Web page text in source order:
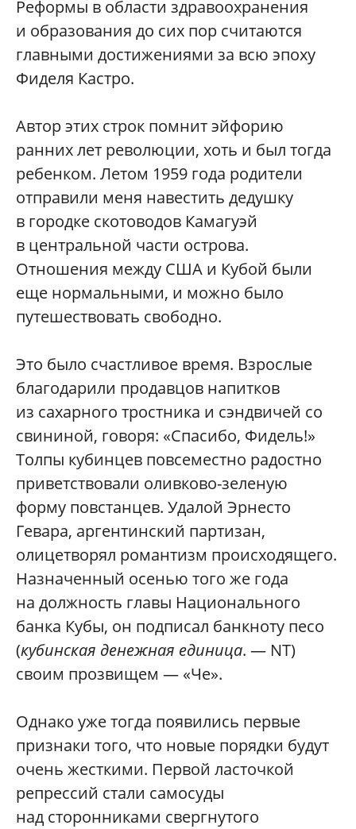
Реформы в области здравоохранения
и образования до сих пор считаются
главными достижениями за всю эпоху
Фиделя Кастро.
Автор этих строк помнит эйфорию
ранних лет революции, хоть и был тогда
ребенком. Летом 1959 года родители
отправили меня навестить дедушку
в городке скотоводов Камагуэй
в центральной части острова.
Отношения между США и Кубой были
еще нормальными, и можно было
путешествовать свободно.
Это было счастливое время. Взрослые
благодарили продавцов напитков
из сахарного тростника и сэндвичей со
свининой, говоря: «Спасибо, Фидель!»
Толпы кубинцев повсеместно радостно
приветствовали оливково-зеленую
форму повстанцев. Удалой Эрнесто
Гевара, аргентинский партизан,
олицетворял романтизм происходящего.
Назначенный осенью того же года
на должность главы Национального
банка Кубы, он подписал банкноту песо
(кубинская денежная единица. — NT)
своим прозвищем — «Че».
Однако уже тогда появились первые
признаки того, что новые порядки будут
очень жесткими. Первой ласточкой
репрессий стали самосуды
над сторонниками свергнутого